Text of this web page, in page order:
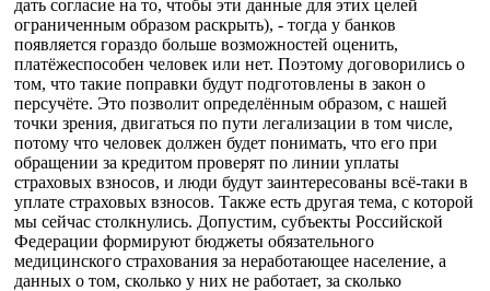
дать согласие на то, чтобы эти данные для этих целей
ограниченным образом раскрыть), - тогда у банков
появляется гораздо больше возможностей оценить,
платёжеспособен человек или нет. Поэтому договорились о
том, что такие поправки будут подготовлены в закон о
персучёте. Это позволит определённым образом, с нашей
точки зрения, двигаться по пути легализации в том числе,
потому что человек должен будет понимать, что его при
обращении за кредитом проверят по линии уплаты
страховых взносов, и люди будут заинтересованы всё-таки в
уплате страховых взносов. Также есть другая тема, с которой
мы сейчас столкнулись. Допустим, субъекты Российской
Федерации формируют бюджеты обязательного
медицинского страхования за неработающее население, а
данных о том, сколько у них не работает, за сколько